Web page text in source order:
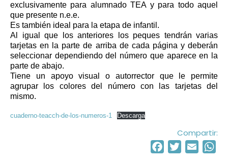
exclusivamente para alumnado TEA y para todo aquel
que presente n.e.e.
Es también ideal para la etapa de infantil.
Al igual que los anteriores los peques tendrán varias
tarjetas en la parte de arriba de cada página y deberán
seleccionar dependiendo del número que aparece en la
parte de abajo.
Tiene un apoyo visual o autorrector que le permite
agrupar los colores del número con las tarjetas del
mismo.
cuaderno-teacch-de-los-numeros-1 Descarga
Compartir:
Facebook
TwitterEmail